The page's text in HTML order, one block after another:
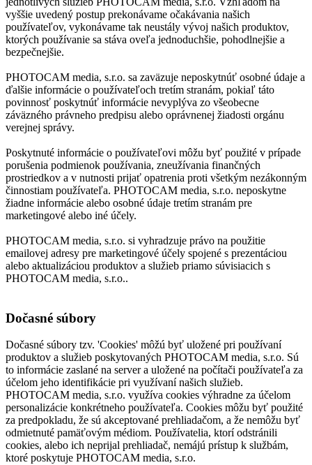
vyššie uvedený postup prekonávame očakávania našich
používateľov, vykonávame tak neustály vývoj našich produktov,
ktorých používanie sa stáva oveľa jednoduchšie, pohodlnejšie a
bezpečnejšie.
PHOTOCAM media, s.r.o. sa zaväzuje neposkytnúť osobné údaje a
ďalšie informácie o používateľoch tretím stranám, pokiaľ táto
povinnosť poskytnúť informácie nevyplýva zo všeobecne
záväzného právneho predpisu alebo oprávnenej žiadosti orgánu
verejnej správy.
Poskytnuté informácie o používateľovi môžu byť použité v prípade
porušenia podmienok používania, zneužívania finančných
prostriedkov a v nutnosti prijať opatrenia proti všetkým nezákonným
činnostiam používateľa. PHOTOCAM media, s.r.o. neposkytne
žiadne informácie alebo osobné údaje tretím stranám pre
marketingové alebo iné účely.
PHOTOCAM media, s.r.o. si vyhradzuje právo na použitie
emailovej adresy pre marketingové účely spojené s prezentáciou
alebo aktualizáciou produktov a služieb priamo súvisiacich s
PHOTOCAM media, s.r.o..
Dočasné súbory
Dočasné súbory tzv. 'Cookies' môžú byť uložené pri používaní
produktov a služieb poskytovaných PHOTOCAM media, s.r.o. Sú
to informácie zaslané na server a uložené na počítači používateľa za
účelom jeho identifikácie pri využívaní našich služieb.
PHOTOCAM media, s.r.o. využíva cookies výhradne za účelom
personalizácie konkrétneho používateľa. Cookies môžu byť použité
za predpokladu, že sú akceptované prehliadačom, a že nemôžu byť
odmietnuté pamäťovým médiom. Používatelia, ktorí odstránili
cookies, alebo ich neprijal prehliadač, nemájú prístup k službám,
ktoré poskytuje PHOTOCAM media, s.r.o.